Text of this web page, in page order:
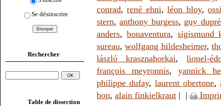
Se désinscrire
Rechercher
Table de dissection
conrad,rené ehni,léon bloy,
stern,anthony burgess, guy dupré
anders,bonaventura,sigismund
sureau,wolfgang hildesheimer,
lászló krasznahorkai,lionel-
françois meyronnis,yannick
philippe dufay,laurent obertone,
bon, alain finkielkraut | |